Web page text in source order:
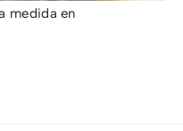
medida en